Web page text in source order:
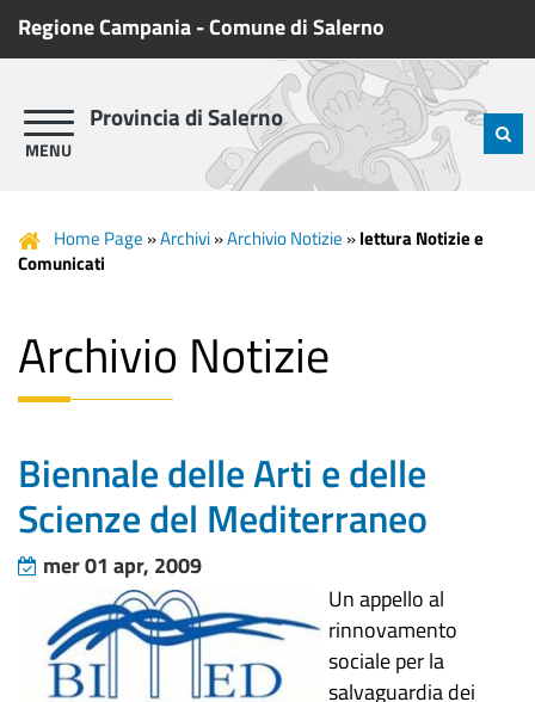
Regione Campania-Comune di Salerno
Provincia di Salerno
Home Page »Archivi»Archivio Notizie »lettura Notizie e
Comunicati
Archivio Notizie
Biennale delle Arti e delle
Scienze del Mediterraneo
mer 01 apr, 2009
Un appello al
rinnovamento
sociale per la
salvaguardia dei